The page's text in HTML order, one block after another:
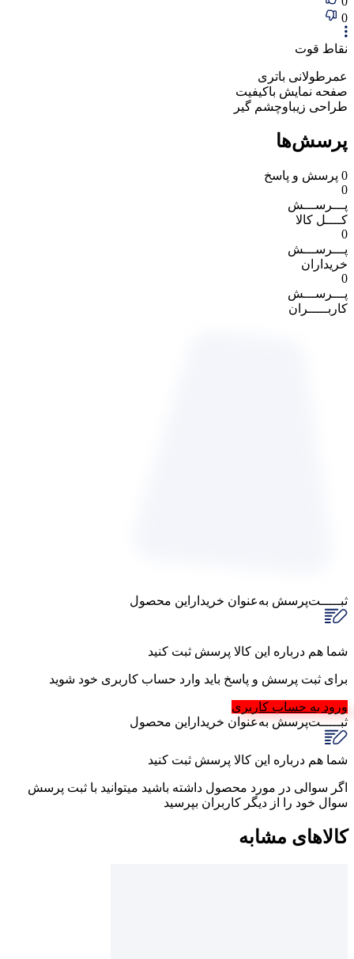
0
نقاط قوت
عمرطولانی باتری
صفحه نمایش باکیفیت
طراحی زیباوچشم گیر
پرسش‌ها
0 پرسش و پاسخ
0
پـــرســـش
کــــل کالا
0
پـــرســـش
خریداران
0
پـــرســـش
کاربـــــران
ثبـــــت‌پرسش به‌عنوان ‌خریدار‌این‌ محصول
شما هم درباره این کالا پرسش ثبت کنید
برای ثبت پرسش و پاسخ باید وارد حساب کاربری خود شوید
ورود به حساب کاربری
ثبـــــت‌پرسشبه‌عنوان ‌خریدار‌این‌ محصول
شما هم درباره این کالا پرسش ثبت کنید
اگر سوالی در مورد محصول داشته باشید میتوانید با ثبت پرسش
سوال خود را از دیگر کاربران بپرسید
کالاهای مشابه